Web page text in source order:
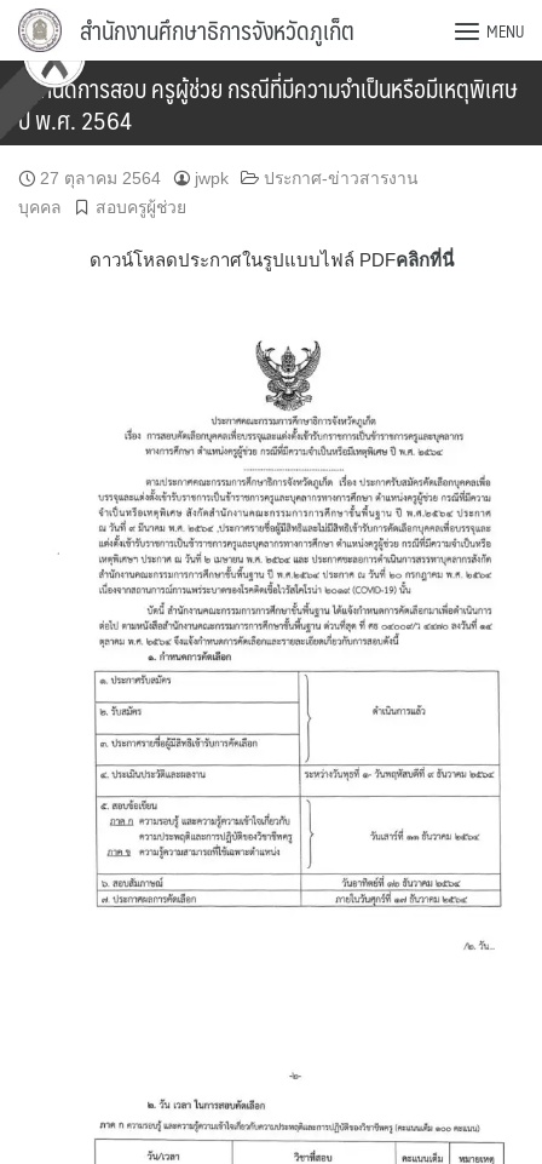
Skip
content
สำนักงานศึกษาธิการจังหวัดภูเก็ต MENU
กำหนดการสอบ ครูผู้ช่วย กรณีที่มีความจำเป็นหรือมีเหตุพิเศษ
ปี พ.ศ. 2564
27 ตุลาคม 2564 jwpk
ประกาศ-ข่าวสารงาน
บุคคล
สอบครูผู้ช่วย
ดาวน์โหลดประกาศในรูปแบบไฟล์ PDFคลิกที่นี่